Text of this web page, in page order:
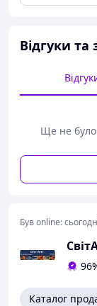
Відгуки та
Ще не було
Був online:
Каталог